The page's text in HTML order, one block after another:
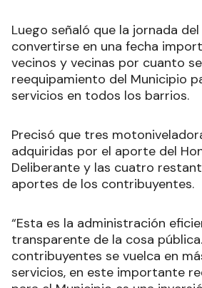
Luego señaló que la jornada
convertirse en una fecha
vecinos y vecinas por cuanto
reequipamiento del Municipio
servicios en todos los barrios.
Precisó que tres
adquiridas por el aporte del
Deliberante y las cuatro
aportes de los contribuyentes.
“Esta es la administración
transparente de la cosa
contribuyentes se vuelca en
servicios, en este importante